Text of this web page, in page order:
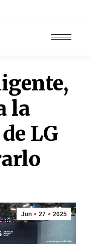
la
LG
Jun 27 2025